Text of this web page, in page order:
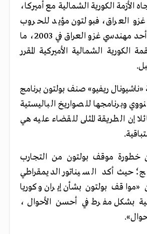
الأزمة الكورية الشمالية مع أميركا،
العراق، فبولتون مؤيد للحروب
الاستباقية، وهو أحد مهندسي غزو العراق في 2003، ما
الكورية الشمالية الأميركية المقرر
ريفيو» صنف بولتون برنامج
وبرنامجها للصواريخ الباليستية
إن الطريقة المثلى للقضاء عليه هي
خطورة موقف بولتون من التجارب
حيث أكد السيناتور الديمقراطي
«مواقف بولتون بشأن إيران وكوريا
بشكل مفرط في أحسن الأحوال،